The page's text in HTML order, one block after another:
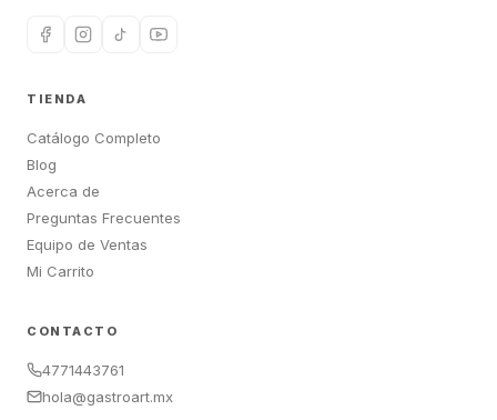
TIENDA
Catálogo Completo
Blog
Acerca de
Preguntas Frecuentes
Equipo de Ventas
Mi Carrito
CONTACTO
4771443761
hola@gastroart.mx